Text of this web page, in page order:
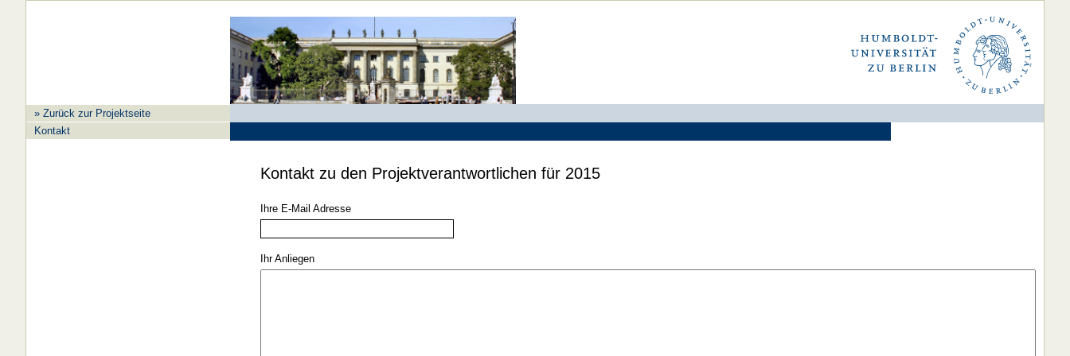
» Zurück zur Projektseite
Kontakt
Kontakt zu den Projektverantwortlichen für 2015
Ihre E-Mail Adresse
Ihr Anliegen